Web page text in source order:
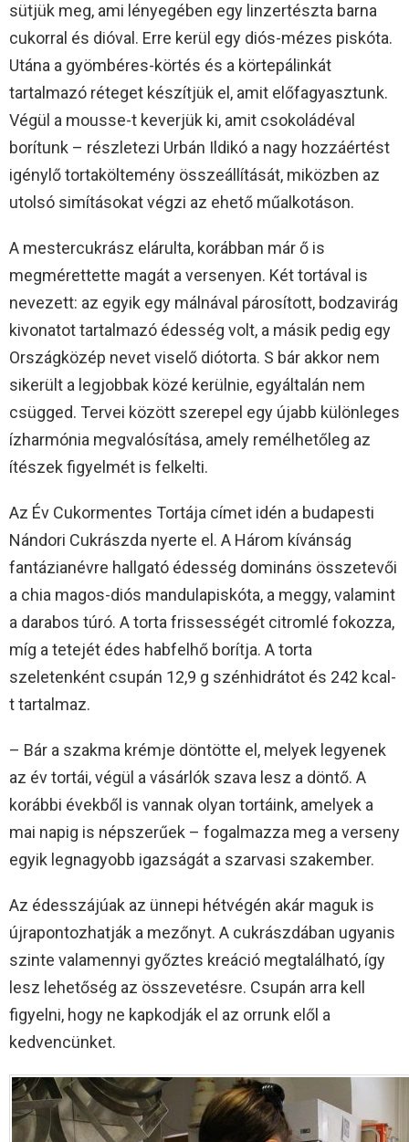
sütjük meg, ami lényegében egy linzertészta barna
cukorral és dióval. Erre kerül egy diós-mézes piskóta.
Utána a gyömbéres-körtés és a körtepálinkát
tartalmazó réteget készítjük el, amit előfagyasztunk.
Végül a mousse-t keverjük ki, amit csokoládéval
borítunk – részletezi Urbán Ildikó a nagy hozzáértést
igénylő tortaköltemény összeállítását, miközben az
utolsó simításokat végzi az ehető műalkotáson.
A mestercukrász elárulta, korábban már ő is
megmérettette magát a versenyen. Két tortával is
nevezett: az egyik egy málnával párosított, bodzavirág
kivonatot tartalmazó édesség volt, a másik pedig egy
Országközép nevet viselő diótorta. S bár akkor nem
sikerült a legjobbak közé kerülnie, egyáltalán nem
csügged. Tervei között szerepel egy újabb különleges
ízharmónia megvalósítása, amely remélhetőleg az
ítészek figyelmét is felkelti.
Az Év Cukormentes Tortája címet idén a budapesti
Nándori Cukrászda nyerte el. A Három kívánság
fantázianévre hallgató édesség domináns összetevői
a chia magos-diós mandulapiskóta, a meggy, valamint
a darabos túró. A torta frissességét citromlé fokozza,
míg a tetejét édes habfelhő borítja. A torta
szeletenként csupán 12,9 g szénhidrátot és 242 kcal-
t tartalmaz.
– Bár a szakma krémje döntötte el, melyek legyenek
az év tortái, végül a vásárlók szava lesz a döntő. A
korábbi évekből is vannak olyan tortáink, amelyek a
mai napig is népszerűek – fogalmazza meg a verseny
egyik legnagyobb igazságát a szarvasi szakember.
Az édesszájúak az ünnepi hétvégén akár maguk is
újrapontozhatják a mezőnyt. A cukrászdában ugyanis
szinte valamennyi győztes kreáció megtalálható, így
lesz lehetőség az összevetésre. Csupán arra kell
figyelni, hogy ne kapkodják el az orrunk elől a
kedvencünket.